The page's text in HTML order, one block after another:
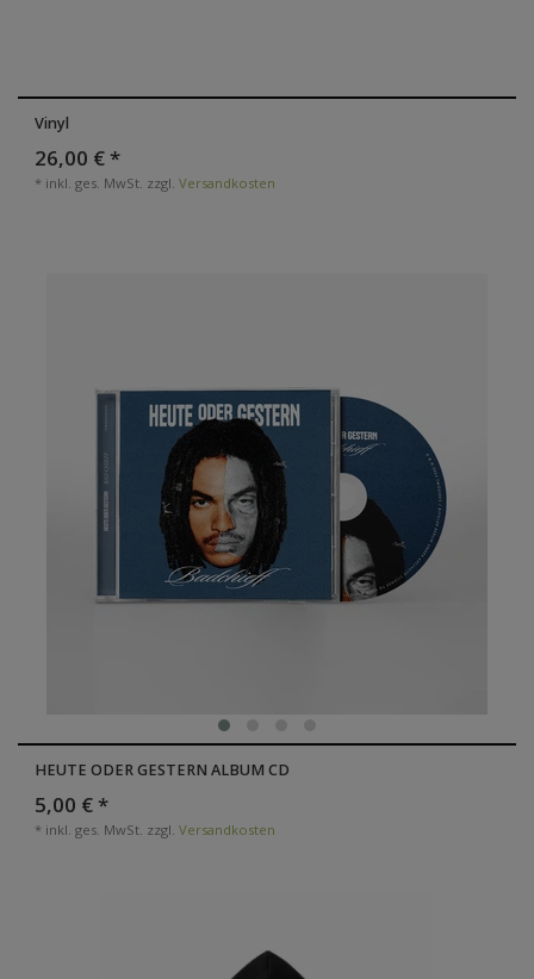
Vinyl
26,00 € *
* inkl. ges. MwSt. zzgl. Versandkosten
HEUTE ODER GESTERN ALBUM CD
5,00 € *
* inkl. ges. MwSt. zzgl. Versandkosten